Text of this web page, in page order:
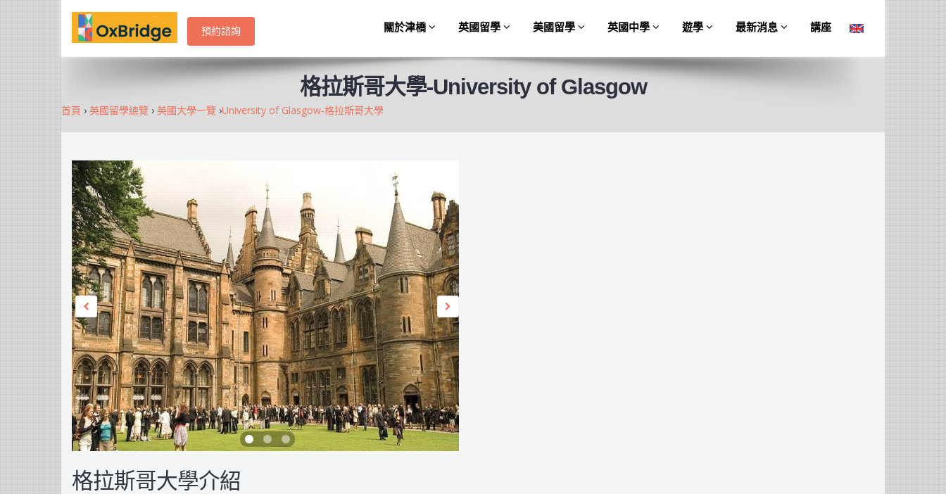
預約諮詢 關於津橋 英國留學 美國留學 英國中學 遊學 最新消息 講座
格拉斯哥大學-University of Glasgow
首頁 › 英國留學總覽 › 英國大學一覽 ›University of Glasgow-格拉斯哥大學
格拉斯哥大學介紹